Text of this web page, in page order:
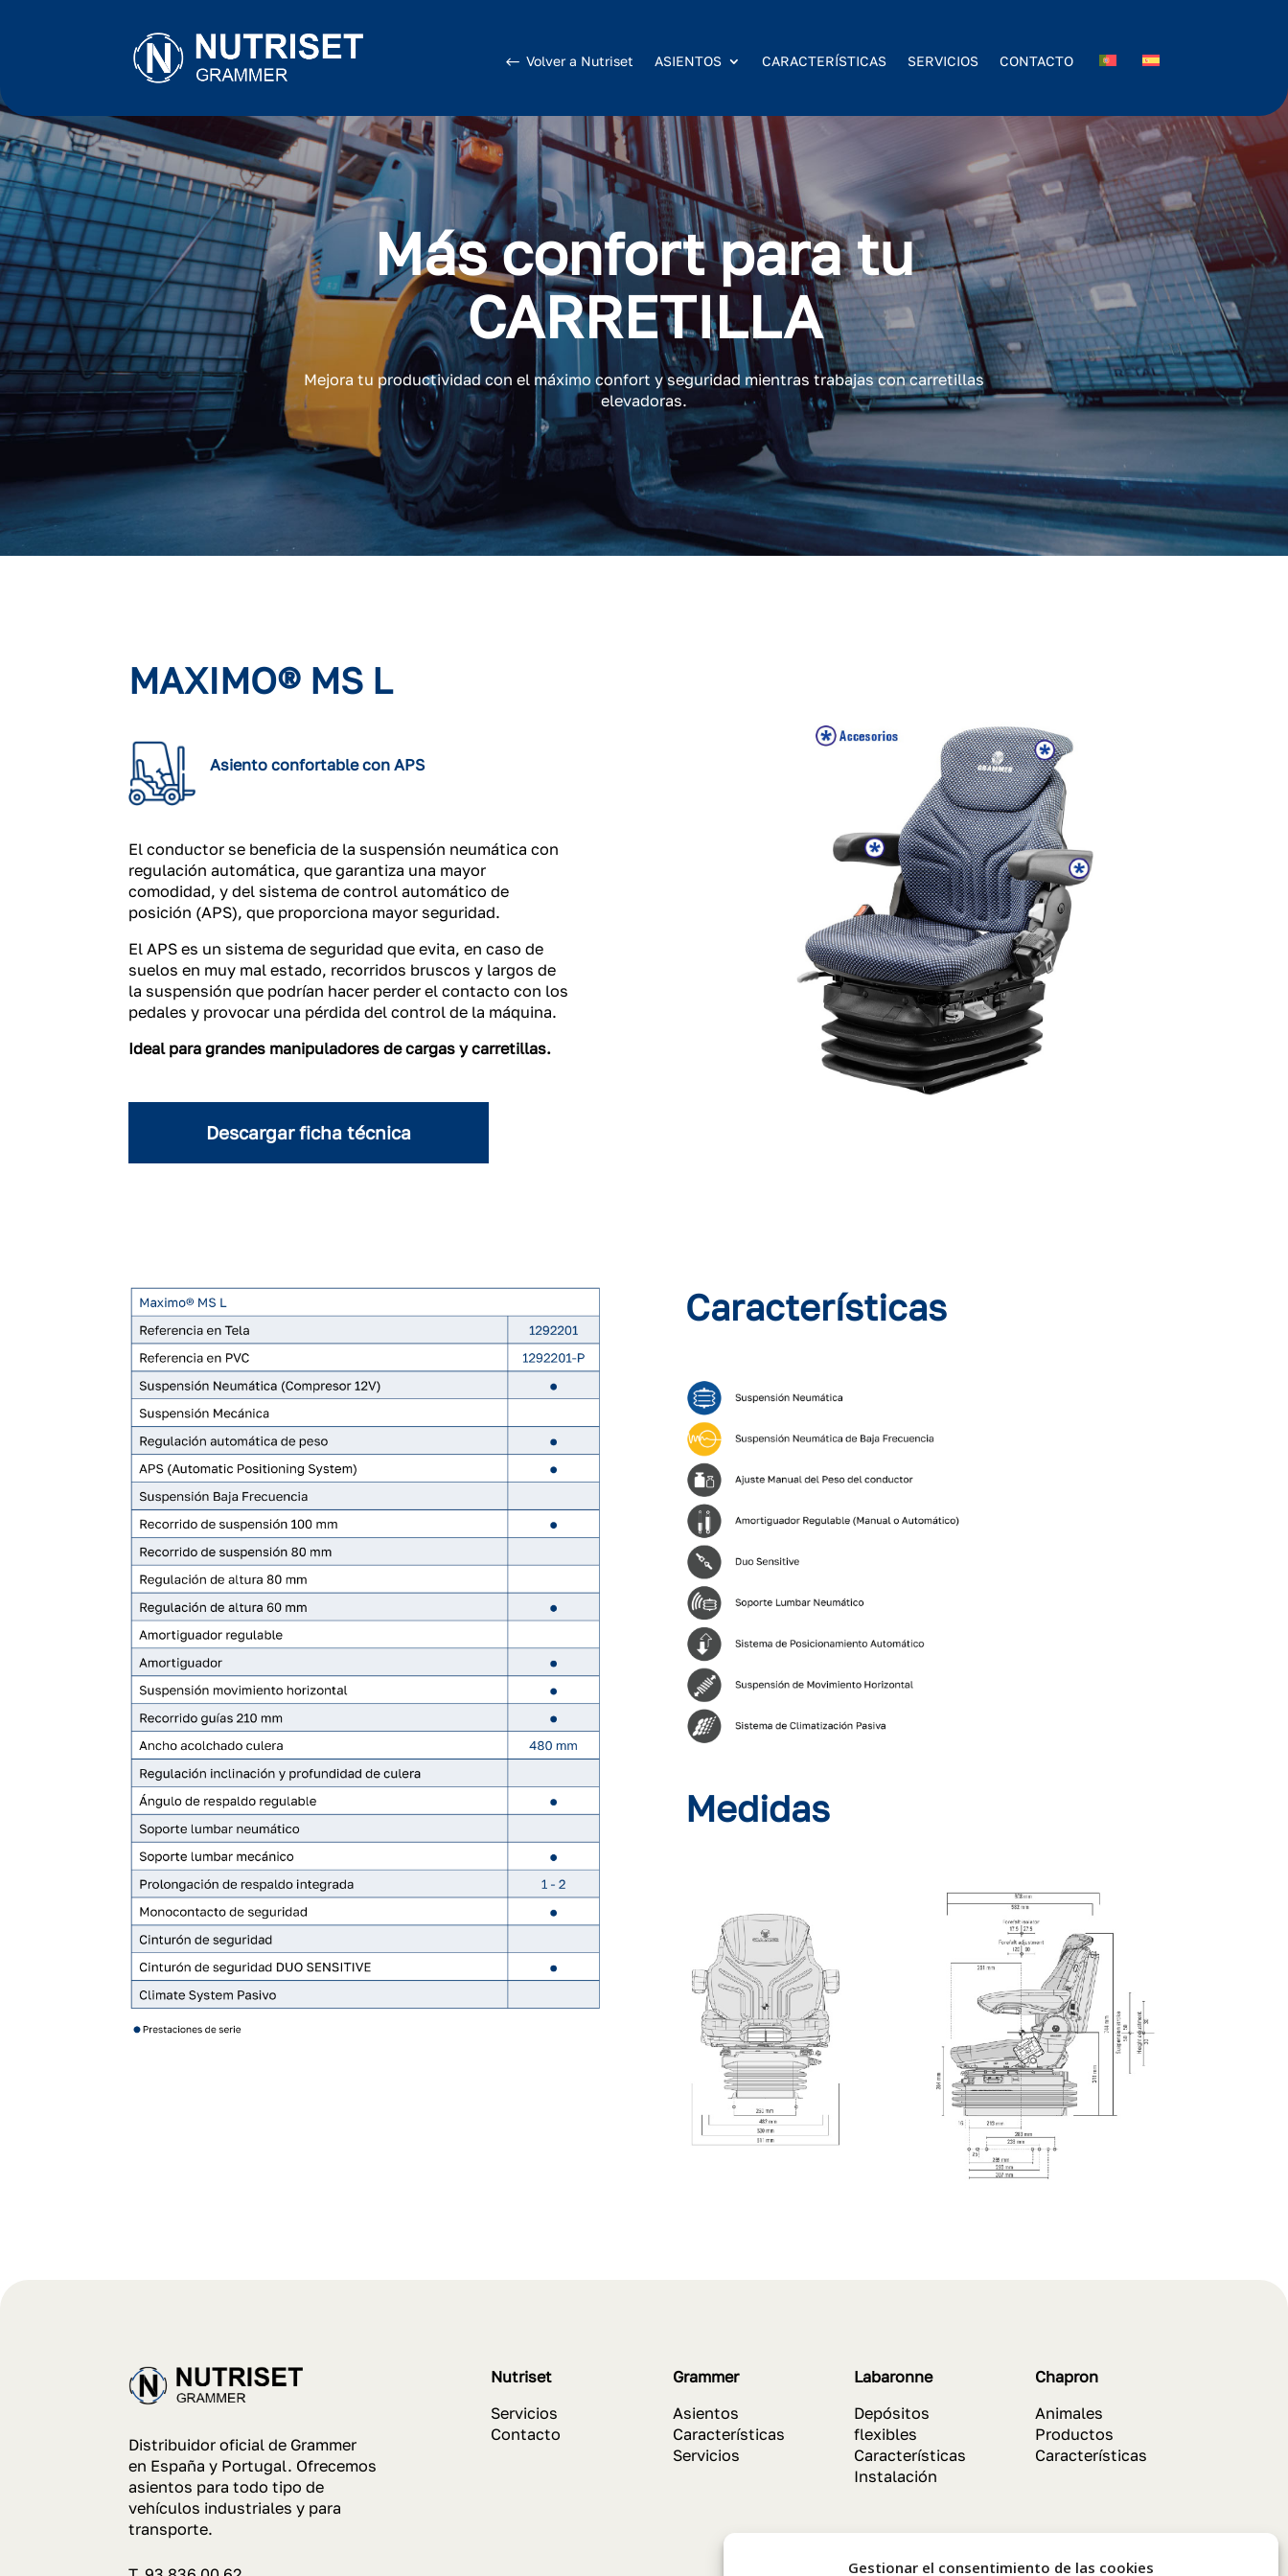
Gestionar el consentimiento de las cookies
Volver a Nutriset ASIENTOS CARACTERÍSTICAS SERVICIOS CONTACTO
Más confort para tu
CARRETILLA
Mejora tu productividad con el máximo confort y seguridad mientras trabajas con carretillas
elevadoras.
MAXIMO® MS L
Asiento confortable con APS
El conductor se beneficia de la suspensión neumática con
regulación automática, que garantiza una mayor
comodidad, y del sistema de control automático de
posición (APS), que proporciona mayor seguridad.
El APS es un sistema de seguridad que evita, en caso de
suelos en muy mal estado, recorridos bruscos y largos de
la suspensión que podrían hacer perder el contacto con los
pedales y provocar una pérdida del control de la máquina.
Ideal para grandes manipuladores de cargas y carretillas.
Descargar ficha técnica
Características
Medidas
Distribuidor oficial de Grammer
en España y Portugal. Ofrecemos
asientos para todo tipo de
vehículos industriales y para
transporte.
Nutriset
Servicios
Contacto
Grammer
Asientos
Características
Servicios
Labaronne
Depósitos
flexibles
Características
Instalación
Chapron
Animales
Productos
Características